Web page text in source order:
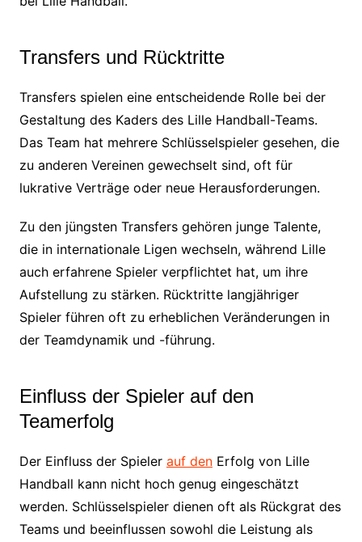
Transfers und Rücktritte
Transfers spielen eine entscheidende Rolle bei der
Gestaltung des Kaders des Lille Handball-Teams.
Das Team hat mehrere Schlüsselspieler gesehen, die
zu anderen Vereinen gewechselt sind, oft für
lukrative Verträge oder neue Herausforderungen.
Zu den jüngsten Transfers gehören junge Talente,
die in internationale Ligen wechseln, während Lille
auch erfahrene Spieler verpflichtet hat, um ihre
Aufstellung zu stärken. Rücktritte langjähriger
Spieler führen oft zu erheblichen Veränderungen in
der Teamdynamik und -führung.
Einfluss der Spieler auf den
Teamerfolg
Der Einfluss der Spieler auf denErfolg von Lille
Handball kann nicht hoch genug eingeschätzt
werden. Schlüsselspieler dienen oft als Rückgrat des
Teams und beeinflussen sowohl die Leistung als